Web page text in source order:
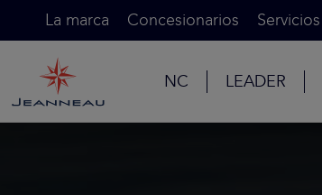
La marca Concesionarios Servicios
NC LEADER